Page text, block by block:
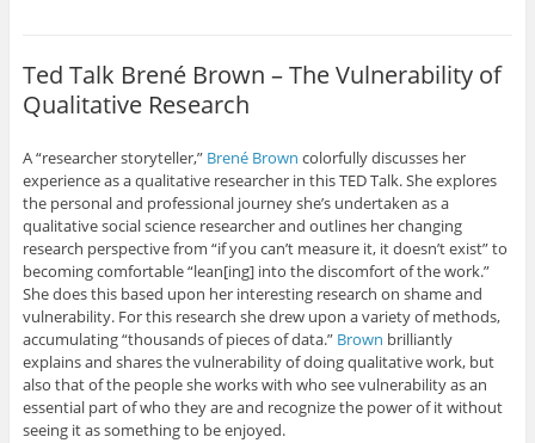
Ted Talk Brené Brown – The Vulnerability of
Qualitative Research
A “researcher storyteller,” Brené Brown colorfully discusses her
experience as a qualitative researcher in this TED Talk. She explores
the personal and professional journey she’s undertaken as a
qualitative social science researcher and outlines her changing
research perspective from “if you can’t measure it, it doesn’t exist” to
becoming comfortable “lean[ing] into the discomfort of the work.”
She does this based upon her interesting research on shame and
vulnerability. For this research she drew upon a variety of methods,
accumulating “thousands of pieces of data.” Brown brilliantly
explains and shares the vulnerability of doing qualitative work, but
also that of the people she works with who see vulnerability as an
essential part of who they are and recognize the power of it without
seeing it as something to be enjoyed.